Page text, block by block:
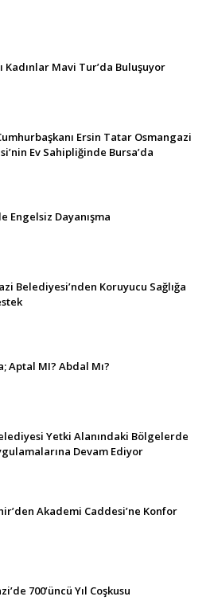
Kadınlar Mavi Tur’da Buluşuyor
Ersin Tatar Osmangazi
Ev Sahipliğinde Bursa’da
Engelsiz Dayanışma
Belediyesi’nden Koruyucu Sağlığa
Aptal MI? Abdal Mı?
Yetki Alanındaki Bölgelerde
Devam Ediyor
Akademi Caddesi’ne Konfor
700’üncü Yıl Coşkusu